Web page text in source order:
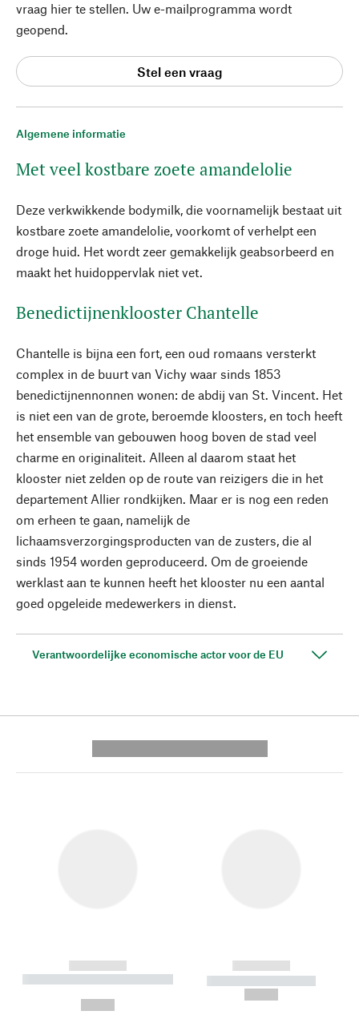
Algemene informatie
Met veel kostbare zoete amandelolie
Deze verkwikkende bodymilk, die voornamelijk bestaat uit
kostbare zoete amandelolie, voorkomt of verhelpt een
droge huid. Het wordt zeer gemakkelijk geabsorbeerd en
maakt het huidoppervlak niet vet.
Benedictijnenklooster Chantelle
Chantelle is bijna een fort, een oud romaans versterkt
complex in de buurt van Vichy waar sinds 1853
benedictijnennonnen wonen: de abdij van St. Vincent. Het
is niet een van de grote, beroemde kloosters, en toch heeft
het ensemble van gebouwen hoog boven de stad veel
charme en originaliteit. Alleen al daarom staat het
klooster niet zelden op de route van reizigers die in het
departement Allier rondkijken. Maar er is nog een reden
om erheen te gaan, namelijk de
lichaamsverzorgingsproducten van de zusters, die al
sinds 1954 worden geproduceerd. Om de groeiende
werklast aan te kunnen heeft het klooster nu een aantal
goed opgeleide medewerkers in dienst.
Verantwoordelijke economische actor voor de EU
vraag hier te stellen. Uw e-mailprogramma wordt
geopend.
Stel een vraag
------------
----------- ----------- --------
------------
----------- -----------